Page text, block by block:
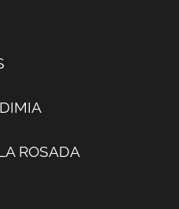
ROSADA